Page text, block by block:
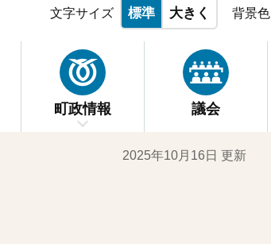
文字サイズ 標準 大きく 背景色
町政情報 議会
2025年10月16日 更新